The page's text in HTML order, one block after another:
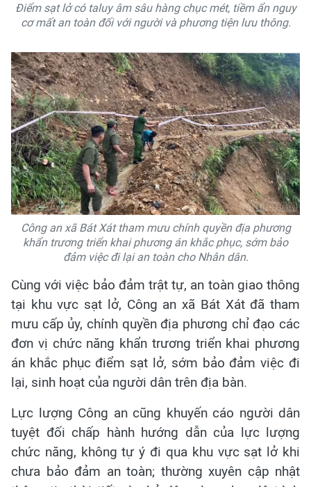
Điểm sạt lở có taluy âm sâu hàng chục mét, tiềm ẩn nguy
cơ mất an toàn đối với người và phương tiện lưu thông.
Công an xã Bát Xát tham mưu chính quyền địa phương
khẩn trương triển khai phương án khắc phục, sớm bảo
đảm việc đi lại an toàn cho Nhân dân.
Cùng với việc bảo đảm trật tự, an toàn giao thông
tại khu vực sạt lở, Công an xã Bát Xát đã tham
mưu cấp ủy, chính quyền địa phương chỉ đạo các
đơn vị chức năng khẩn trương triển khai phương
án khắc phục điểm sạt lở, sớm bảo đảm việc đi
lại, sinh hoạt của người dân trên địa bàn.
Lực lượng Công an cũng khuyến cáo người dân
tuyệt đối chấp hành hướng dẫn của lực lượng
chức năng, không tự ý đi qua khu vực sạt lở khi
chưa bảo đảm an toàn; thường xuyên cập nhật